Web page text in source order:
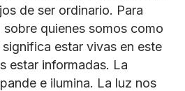
de ser ordinario. Para
quienes somos como
estar vivas en este
estar informadas. La
e ilumina. La luz nos